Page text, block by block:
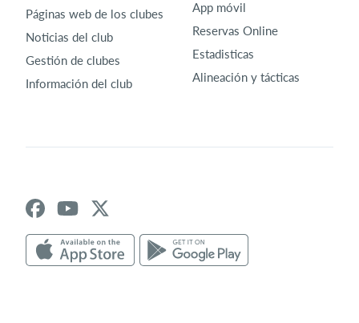
Páginas web de los clubes
Noticias del club
Gestión de clubes
Información del club
App móvil
Reservas Online
Estadisticas
Alineación y tácticas